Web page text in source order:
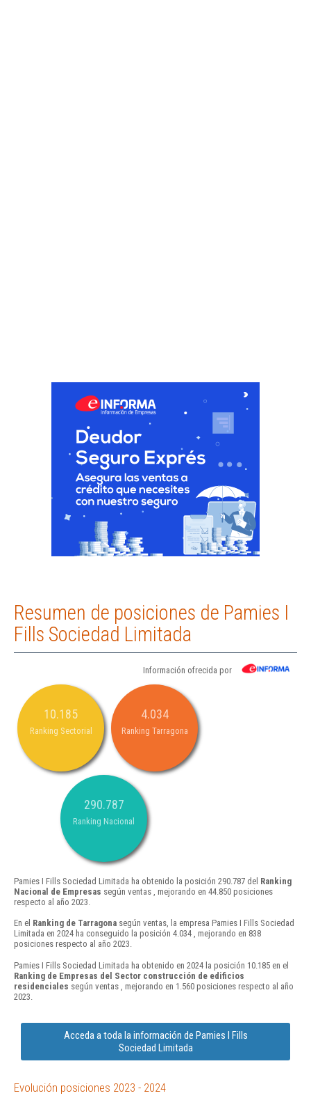
Resumen de posiciones de Pamies I
Fills Sociedad Limitada
Información ofrecida por
10.185
Ranking Sectorial
4.034
Ranking Tarragona
290.787
Ranking Nacional
Pamies I Fills Sociedad Limitada ha obtenido la posición 290.787 del Ranking
Nacional de Empresas según ventas , mejorando en 44.850 posiciones
respecto al año 2023.
En el Ranking de Tarragona según ventas, la empresa Pamies I Fills Sociedad
Limitada en 2024 ha conseguido la posición 4.034 , mejorando en 838
posiciones respecto al año 2023.
Pamies I Fills Sociedad Limitada ha obtenido en 2024 la posición 10.185 en el
Ranking de Empresas del Sector construcción de edificios
residenciales según ventas , mejorando en 1.560 posiciones respecto al año
2023.
Acceda a toda la información de Pamies I Fills
Sociedad Limitada
Evolución posiciones 2023 - 2024